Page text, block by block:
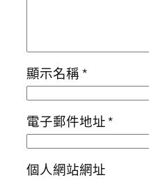
顯示名稱*
電子郵件地址*
個人網站網址